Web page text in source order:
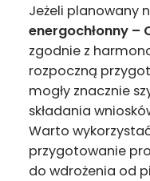
Jeżeli planowany
energochłonny –
zgodnie z
rozpoczną
mogły znacznie
składania
Warto
przygotowanie
do wdrożenia od